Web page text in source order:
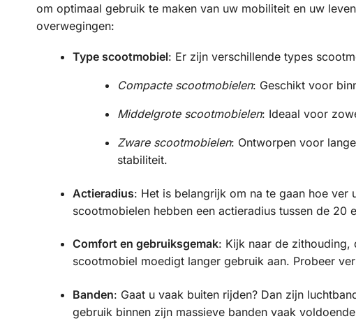
om optimaal gebruik te maken van uw mobiliteit en uw
overwegingen:
Type scootmobiel: Er zijn verschillende types
Compacte scootmobielen: Geschikt voor
Middelgrote scootmobielen: Ideaal voor
Zware scootmobielen: Ontworpen voor
stabiliteit.
Actieradius: Het is belangrijk om na te gaan hoe ver
scootmobielen hebben een actieradius tussen de 20
Comfort en gebruiksgemak: Kijk naar de zithouding,
scootmobiel moedigt langer gebruik aan. Probeer
Banden: Gaat u vaak buiten rijden? Dan zijn
gebruik binnen zijn massieve banden vaak